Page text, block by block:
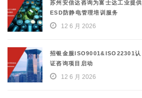
苏州安信达咨询为富士达工业提供
ESD防静电管理培训服务
12 6 月 2026
招银金服ISO9001&ISO22301认
证咨询项目启动
12 6 月 2026